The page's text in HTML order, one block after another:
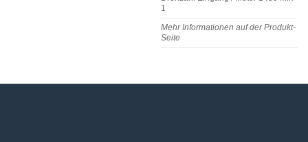
1
Mehr Informationen auf der Produkt-
Seite